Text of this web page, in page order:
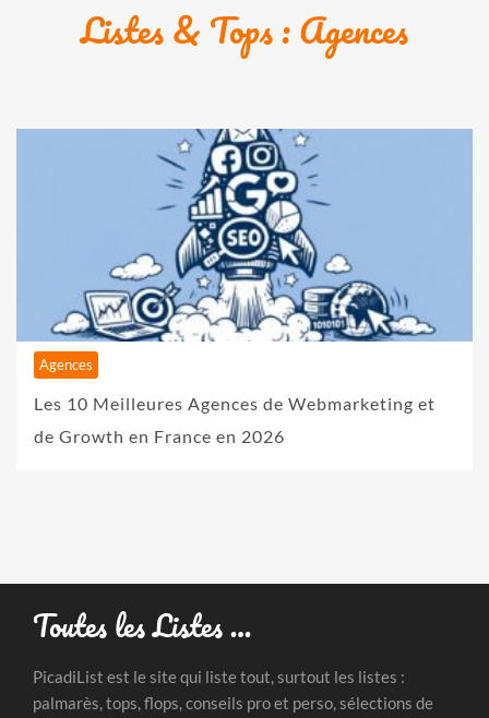
Listes & Tops : Agences
Agences
Les 10 Meilleures Agences de Webmarketing et
de Growth en France en 2026
Toutes les Listes …
PicadiList est le site qui liste tout, surtout les listes :
palmarès, tops, flops, conseils pro et perso, sélections de